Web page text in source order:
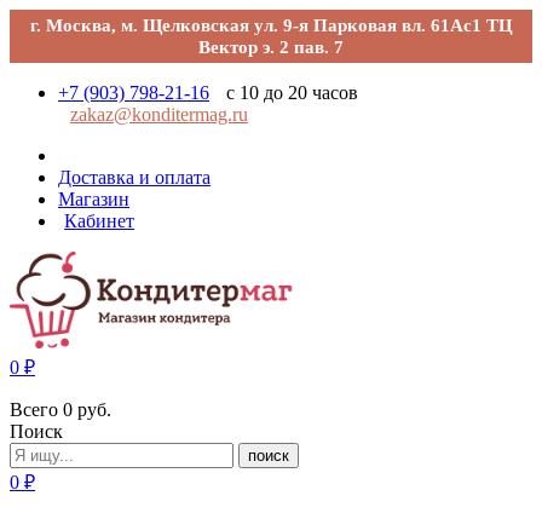
г. Москва, м. Щелковская ул. 9-я Парковая вл. 61Ас1 ТЦ
Вектор э. 2 пав. 7
+7 (903) 798-21-16
с 10 до 20 часов
zakaz@konditermag.ru
Доставка и оплата
Магазин
Кабинет
0 ₽
Всего 0 руб.
Поиск
поиск
0 ₽